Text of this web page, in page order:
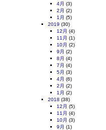
4月 (3)
2月 (2)
1月 (5)
2019 (30)
12月 (4)
11月 (1)
10月 (2)
9月 (2)
8月 (4)
7月 (4)
5月 (3)
4月 (6)
2月 (2)
1月 (2)
2018 (38)
12月 (5)
11月 (4)
10月 (3)
9月 (1)